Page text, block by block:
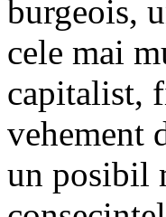
burgeois,
cele mai
capitalist,
vehement
un posibil